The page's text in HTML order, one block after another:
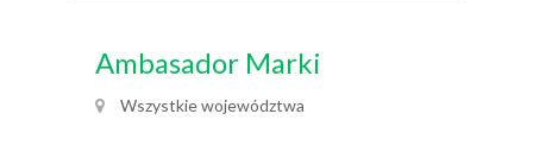
Ambasador Marki
Wszystkie województwa